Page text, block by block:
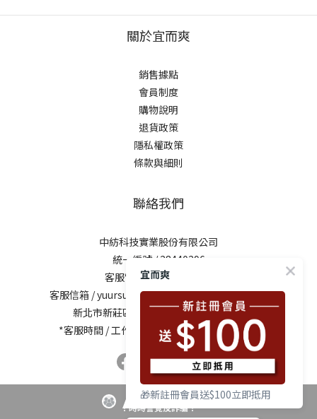
關於宜而爽
銷售據點
會員制度
購物說明
退貨政策
隱私權政策
條款與細則
聯絡我們
中紡科技實業股份有限公司
統一編號 / 28440296
客服電話 / 0800-281729
客服信箱 /yuursun@mail.chung-shing.com.tw
新北市新莊區新北大道三段7號17樓之2
*客服時間 / 工作日10:00-12:00、13:00-17:00
！時時警覺反詐騙！
宜而爽
🎁新註冊會員送$100立即抵用